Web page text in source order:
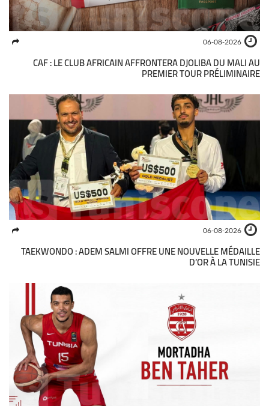
06-08-2026
CAF : LE CLUB AFRICAIN AFFRONTERA DJOLIBA DU MALI AU
PREMIER TOUR PRÉLIMINAIRE
06-08-2026
TAEKWONDO : ADEM SALMI OFFRE UNE NOUVELLE MÉDAILLE
D’OR À LA TUNISIE